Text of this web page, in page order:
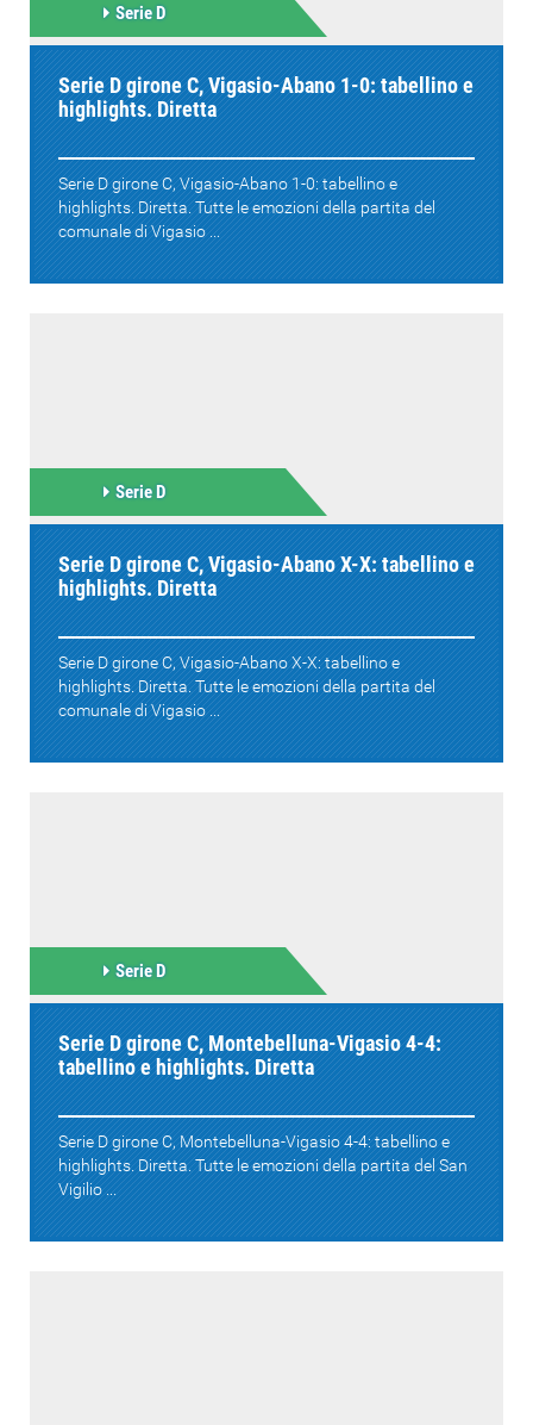
Serie D
Serie D girone C, Vigasio-Abano 1-0: tabellino e
highlights. Diretta
Serie D girone C, Vigasio-Abano 1-0: tabellino e
highlights. Diretta. Tutte le emozioni della partita del
comunale di Vigasio ...
Serie D
Serie D girone C, Vigasio-Abano X-X: tabellino e
highlights. Diretta
Serie D girone C, Vigasio-Abano X-X: tabellino e
highlights. Diretta. Tutte le emozioni della partita del
comunale di Vigasio ...
Serie D
Serie D girone C, Montebelluna-Vigasio 4-4:
tabellino e highlights. Diretta
Serie D girone C, Montebelluna-Vigasio 4-4: tabellino e
highlights. Diretta. Tutte le emozioni della partita del San
Vigilio ...